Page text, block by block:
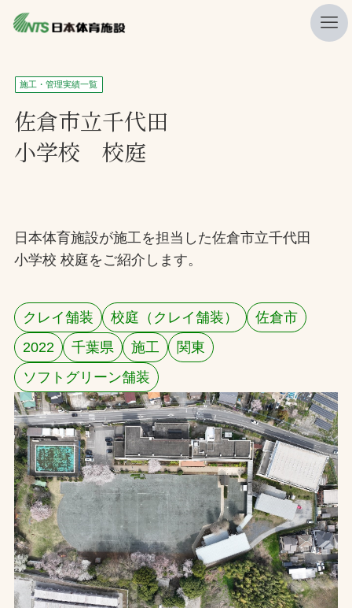
私たちの強み
ニュース
プレスリリース
施工・管理実績一覧
会社概要
採用情報
お問合せ
お取引先の皆様へ
プライバシーポリシー
ソーシャルメディアポリシー
InstagramFacebookYouTube
文字の見えづらさや操作にお困りの方へ
施工・管理実績一覧
佐倉市立千代田
小学校 校庭
日本体育施設が施工を担当した佐倉市立千代田
小学校 校庭をご紹介します。
クレイ舗装 校庭（クレイ舗装）
佐倉市
2022
千葉県 施工
関東
ソフトグリーン舗装